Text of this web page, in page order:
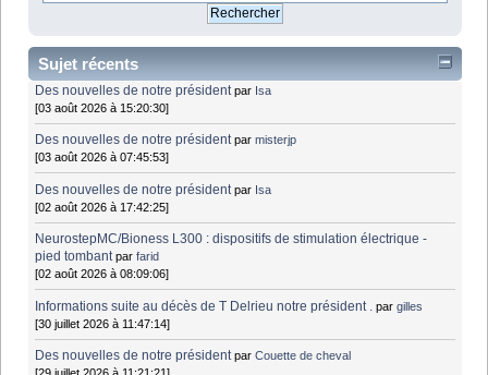
Sujet récents
Des nouvelles de notre président par Isa
[03 août 2026 à 15:20:30]
Des nouvelles de notre président parmisterjp
[03 août 2026 à 07:45:53]
Des nouvelles de notre président par Isa
[02 août 2026 à 17:42:25]
NeurostepMC/Bioness L300 : dispositifs de stimulation électrique -
pied tombant parfarid
[02 août 2026 à 08:09:06]
Informations suite au décès de T Delrieu notre président . pargilles
[30 juillet 2026 à 11:47:14]
Des nouvelles de notre président parCouette de cheval